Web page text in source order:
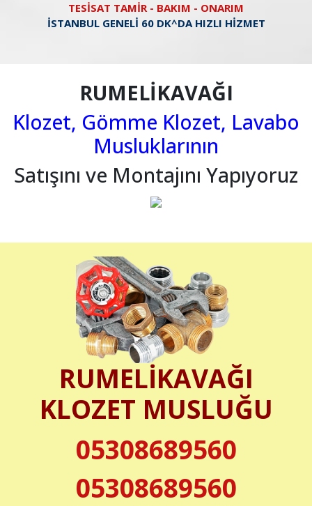
TESİSAT TAMİR - BAKIM - ONARIM
İSTANBUL GENELİ 60 DK^DA HIZLI HİZMET
RUMELİKAVAĞI
Klozet, Gömme Klozet, Lavabo
Musluklarının
Satışını ve Montajını Yapıyoruz
RUMELİKAVAĞI
KLOZET MUSLUĞU
05308689560
05308689560